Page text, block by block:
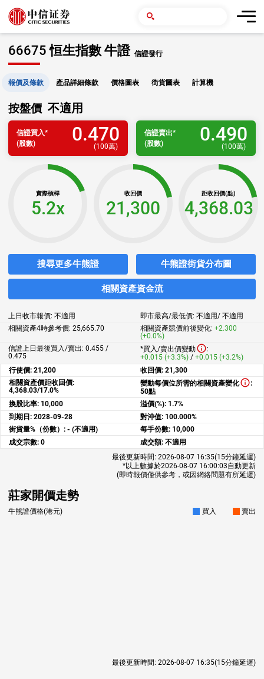
66675 恒生指數 牛證 信證發行
報價及條款 產品詳細條款 價格圖表 街貨圖表 計算機
按盤價 不適用
信證買入*
(股數)
0.470
(100萬)
信證賣出*
(股數)
0.490
(100萬)
實際槓桿
5.2x
收回價
21,300
距收回價(點)
4,368.03
搜尋更多牛熊證 牛熊證街貨分布圖
相關資產資金流
上日收市報價: 不適用 即市最高/最低價: 不適用/ 不適用
相關資產4時參考價: 25,665.70 相關資產競價前後變化: +2.300
(+0.0%)
信證上日最後買入/賣出: 0.455 /
0.475
*買入/賣出價變動
:
+0.015 (+3.3%) / +0.015 (+3.2%)
行使價: 21,200 收回價: 21,300
相關資產價距收回價:
4,368.03/17.0%
變動每價位所需的相關資產變化
:
50點
換股比率: 10,000 溢價(%): 1.7%
到期日: 2028-09-28 對沖值: 100.000%
街貨量%（份數）: - (不適用) 每手份數: 10,000
成交宗數: 0 成交額: 不適用
最後更新時間: 2026-08-07 16:35(15分鐘延遲)
*以上數據於2026-08-07 16:00:03自動更新
(即時報價僅供參考，或因網絡問題有所延遲)
莊家開價走勢
牛熊證價格(港元) 買入 賣出
最後更新時間: 2026-08-07 16:35(15分鐘延遲)